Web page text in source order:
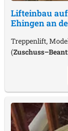
Lifteinbau auf
Ehingen an
Treppenlift,
(